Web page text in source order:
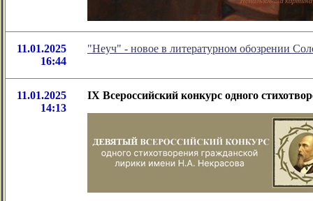
11.01.2025
16:44
"Неуч" - новое в литературном обозрении
11.01.2025
14:13
IX Всероссийский конкурс одного